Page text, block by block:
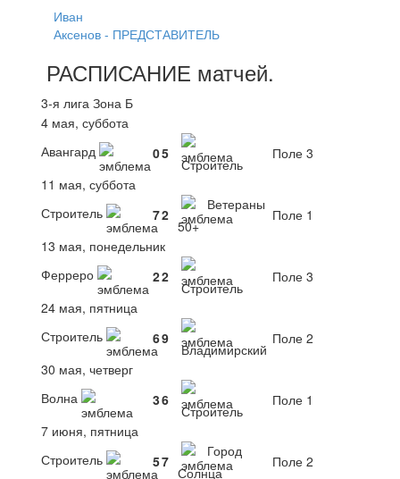
Иван
Аксенов - ПРЕДСТАВИТЕЛЬ
РАСПИСАНИЕ матчей.
3-я лига Зона Б
4 мая, суббота
Авангард
05
Строитель
Поле 3
11 мая, суббота
Строитель
72
Ветераны
50+
Поле 1
13 мая, понедельник
Ферреро
22
Строитель
Поле 3
24 мая, пятница
Строитель
69
Владимирский
Поле 2
30 мая, четверг
Волна
36
Строитель
Поле 1
7 июня, пятница
Строитель
57
Город
Солнца
Поле 2